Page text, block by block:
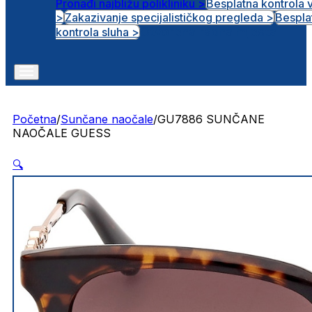
Pronađi najbližu polikliniku >Besplatna kontrola
>Zakazivanje specijalističkog pregleda >
kontrola sluha >
Početna/Sunčane naočale/GU7886 SUNČANE
NAOČALE GUESS
🔍